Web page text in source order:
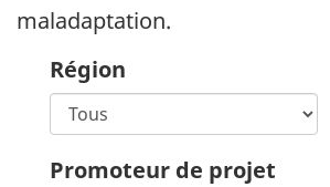
maladaptation.
Région
Promoteur de projet